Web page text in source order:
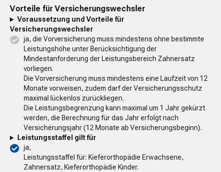
Vorteile für Versicherungswechsler
Voraussetzung und Vorteile für
Versicherungswechsler
ja, die Vorversicherung muss mindestens ohne bestimmte
Leistungshöhe unter Berücksichtigung der
Mindestanforderung der Leistungsbereich Zahnersatz
vorliegen.
Die Vorversicherung muss mindestens eine Laufzeit von 12
Monate vorweisen, zudem darf der Versicherungsschutz
maximal lückenlos zurückliegen.
Die Leistungsbegrenzung kann maximal um 1 Jahr gekürzt
werden, die Berechnung für das Jahr erfolgt nach
Versicherungsjahr (12 Monate ab Versicherungsbeginn).
Leistungsstaffel gilt für
ja,
Leistungsstaffel für: Kieferorthopädie Erwachsene,
Zahnersatz, Kieferorthopädie Kinder.